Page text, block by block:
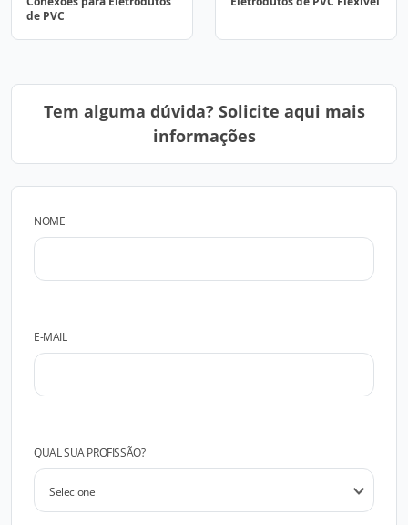
de PVC
Tem alguma dúvida? Solicite aqui mais
informações
NOME
E-MAIL
QUAL SUA PROFISSÃO?